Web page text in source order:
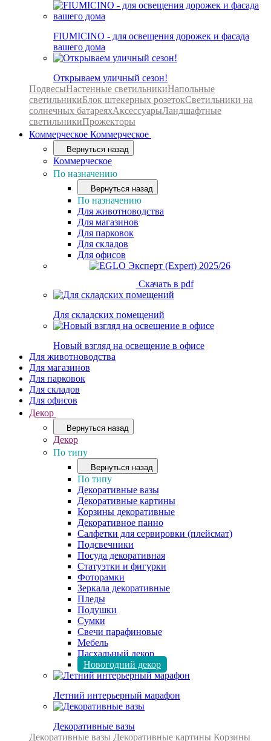
FIUMICINO - для освещения дорожек и фасада
вашего дома
Открываем уличный сезон!
ПодвесыНастенные светильникиНапольные
светильникиБлок штекерных розетокСветильники на
солнечных батареяхАксессуарыЛандшафтные
светильникиПрожекторы
Коммерческое Коммерческое
Вернуться назад
Коммерческое
По назначению
Вернуться назад
По назначению
Для животноводства
Для магазинов
Для парковок
Для складов
Для офисов
Скачать в pdf
Для складских помещений
Новый взгляд на освещение в офисе
Для животноводства
Для магазинов
Для парковок
Для складов
Для офисов
Декор
Вернуться назад
Декор
По типу
Вернуться назад
По типу
Декоративные вазы
Декоративные картины
Корзины декоративные
Декоративное панно
Салфетки для сервировки (плейсмат)
Подсвечники
Посуда декоративная
Статуэтки и фигурки
Фоторамки
Зеркала декоративные
Пледы
Подушки
Сумки
Свечи парафиновые
Мебель
Пасхальный декор
Новогодний декор
Летний интерьерный марафон
Декоративные вазы
Декоративные вазы Декоративные картины Корзины